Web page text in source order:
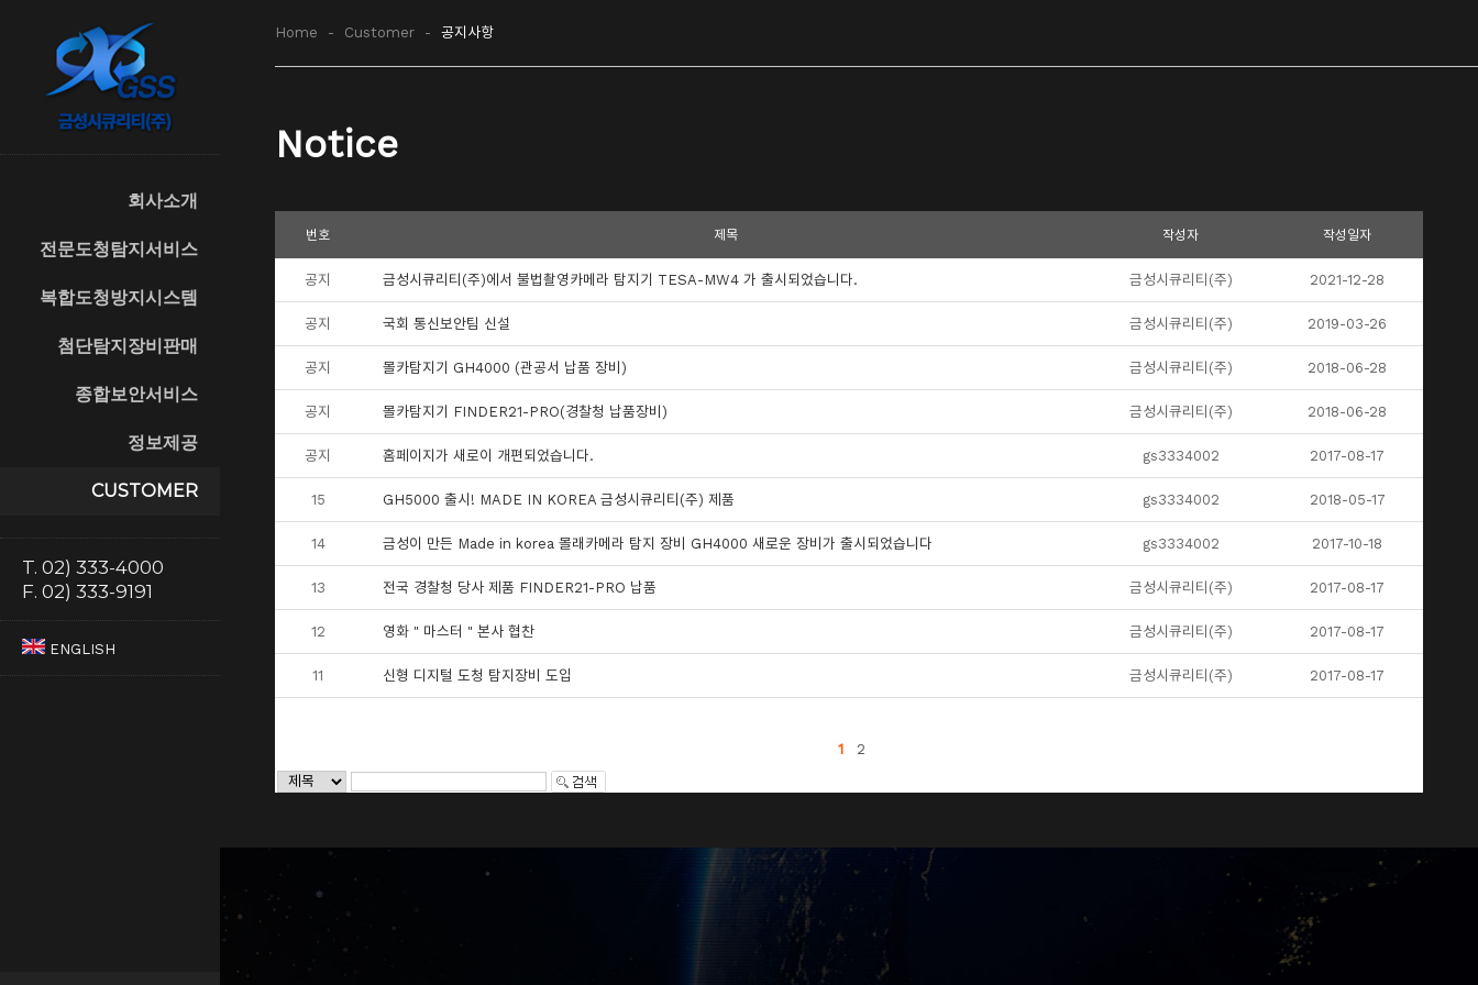
회사소개
전문도청탐지서비스
복합도청방지시스템
첨단탐지장비판매
종합보안서비스
정보제공
CUSTOMER
T. 02) 333-4000
F. 02) 333-9191
ENGLISH
Home - Customer - 공지사항
Notice
번호 제목 작성자 작성일자
공지 금성시큐리티(주)에서 불법촬영카메라 탐지기 TESA-MW4 가 출시되었습니다. 금성시큐리티(주) 2021-12-28
공지 국회 통신보안팀 신설 금성시큐리티(주) 2019-03-26
공지 몰카탐지기 GH4000 (관공서 납품 장비) 금성시큐리티(주) 2018-06-28
공지 몰카탐지기 FINDER21-PRO(경찰청 납품장비) 금성시큐리티(주) 2018-06-28
공지 홈페이지가 새로이 개편되었습니다. gs3334002 2017-08-17
15 GH5000 출시! MADE IN KOREA 금성시큐리티(주) 제품 gs3334002 2018-05-17
14 금성이 만든 Made in korea 몰래카메라 탐지 장비 GH4000 새로운 장비가 출시되었습니다 gs3334002 2017-10-18
13 전국 경찰청 당사 제품 FINDER21-PRO 납품 금성시큐리티(주) 2017-08-17
12 영화 " 마스터 " 본사 협찬 금성시큐리티(주) 2017-08-17
11 신형 디지털 도청 탐지장비 도입 금성시큐리티(주) 2017-08-17
1 2